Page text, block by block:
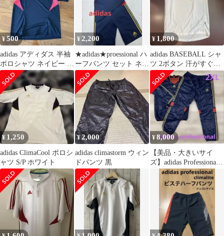
¥500
adidas アディダス 半袖
ポロシャツ ネイビー ピ
ンク
¥ 2,200
★adidas★proessional ハ
ーフパンツ セット ネイ
ビーメンズXL
¥ 1,800
adidas BASEBALL シャ
ツ 2ボタン 汗がすぐか
わく Mサイズ 白
¥ 1,250
adidas ClimaCool ポロシ
ャツ S/P ホワイト
¥2,000
adidas climastorm ウィン
ドパンツ 黒
¥8,000
【美品・大きいサイ
ズ】adidas Professional
2XLネイビー上下